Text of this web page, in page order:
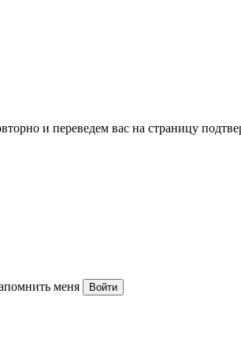
и переведем вас на страницу
меня Войти